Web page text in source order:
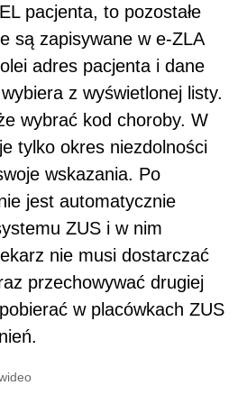
pacjenta, to pozostałe
są zapisywane w e-ZLA
adres pacjenta i dane
z wyświetlonej listy.
wybrać kod choroby. W
tylko okres niezdolności
wskazania. Po
jest automatycznie
ZUS i w nim
nie musi dostarczać
przechowywać drugiej
w placówkach ZUS